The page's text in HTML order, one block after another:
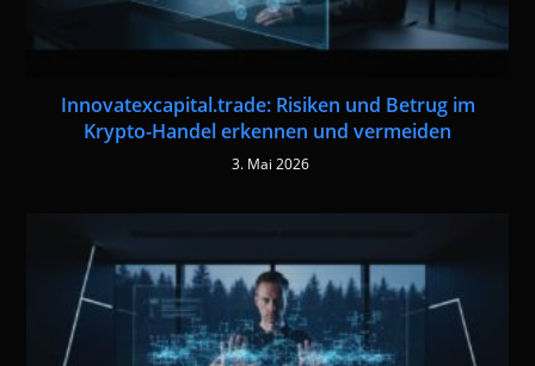
Innovatexcapital.trade: Risiken und Betrug im
Krypto-Handel erkennen und vermeiden
3. Mai 2026